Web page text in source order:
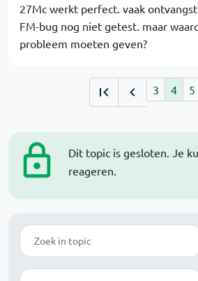
Dit topic is gesloten. Je
reageren.
Zoek
Modus
27Mc werkt perfect. vaak
FM-bug nog niet getest. maar
probleem moeten geven?
3 4 5